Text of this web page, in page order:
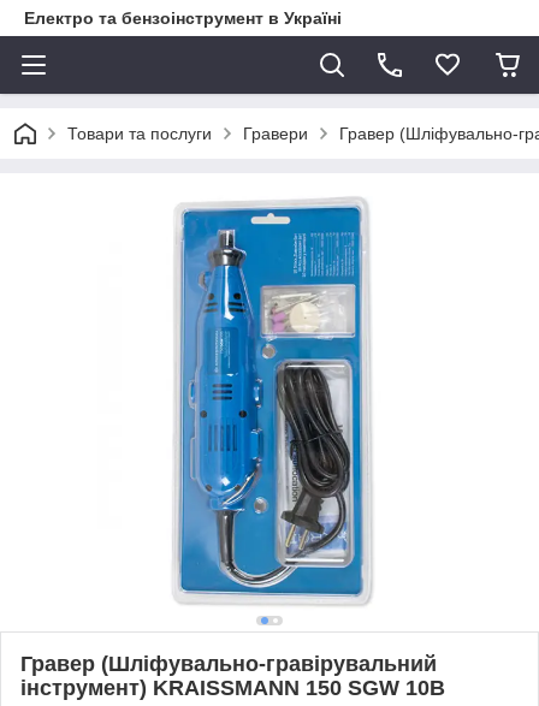
Електро та бензоінструмент в Україні
Товари та послуги Гравери Гравер (Шліфувально-
Гравер (Шліфувально-гравірувальний
інструмент) KRAISSMANN 150 SGW 10B